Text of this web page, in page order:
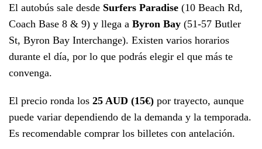
El autobús sale desde Surfers Paradise (10 Beach Rd,
Coach Base 8 & 9) y llega a Byron Bay (51-57 Butler
St, Byron Bay Interchange). Existen varios horarios
durante el día, por lo que podrás elegir el que más te
convenga.
El precio ronda los 25 AUD (15€) por trayecto, aunque
puede variar dependiendo de la demanda y la temporada.
Es recomendable comprar los billetes con antelación.